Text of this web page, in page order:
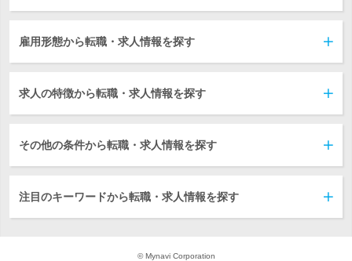
雇用形態から転職・求人情報を探す
求人の特徴から転職・求人情報を探す
その他の条件から転職・求人情報を探す
注目のキーワードから転職・求人情報を探す
© Mynavi Corporation